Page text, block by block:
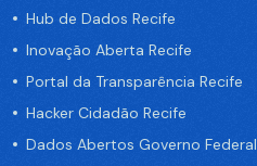
Hub de Dados Recife
Inovação Aberta Recife
Portal da Transparência Recife
Hacker Cidadão Recife
Dados Abertos Governo Federal